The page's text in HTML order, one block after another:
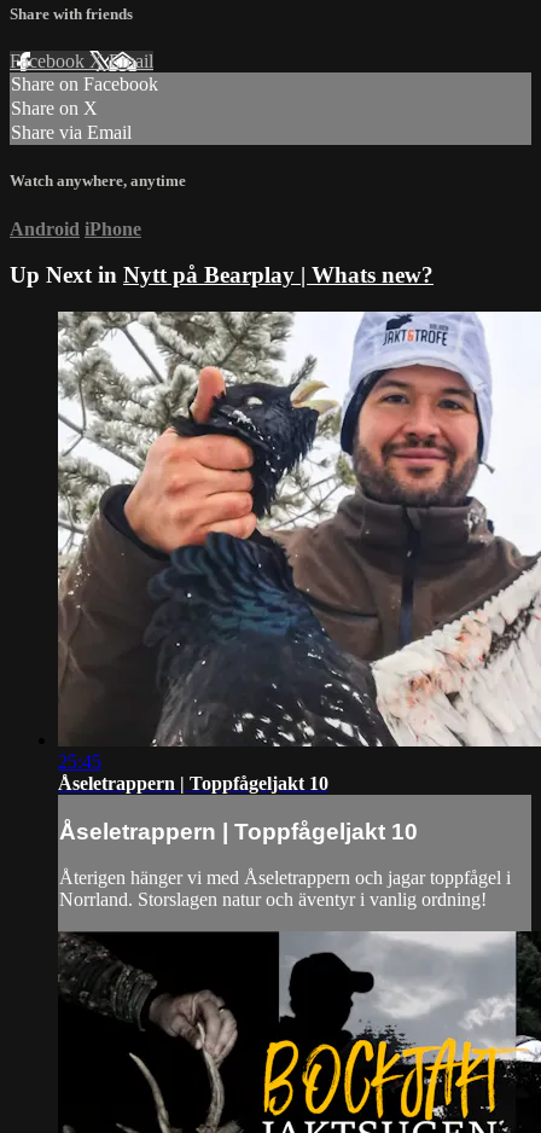
Share with friends
Facebook XEmail
Share on Facebook
Share on X
Share via Email
Watch anywhere, anytime
Android iPhone
Up Next in Nytt på Bearplay | Whats new?
25:45
Åseletrappern | Toppfågeljakt 10
Åseletrappern | Toppfågeljakt 10
Återigen hänger vi med Åseletrappern och jagar toppfågel i
Norrland. Storslagen natur och äventyr i vanlig ordning!